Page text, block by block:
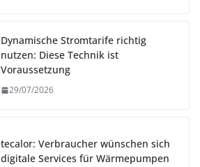
Dynamische Stromtarife richtig
nutzen: Diese Technik ist
Voraussetzung
29/07/2026
tecalor: Verbraucher wünschen sich
digitale Services für Wärmepumpen